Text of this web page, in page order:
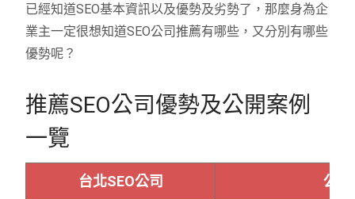
已經知道SEO基本資訊以及優勢及劣勢了，那麼身為企
業主一定很想知道SEO公司推薦有哪些，又分別有哪些
優勢呢？
推薦SEO公司優勢及公開案例
一覽
台北SEO公司 公